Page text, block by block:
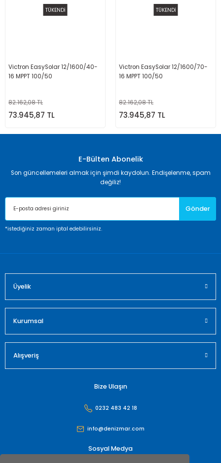
TÜKENDİ
Victron EasySolar 12/1600/40-
16 MPPT 100/50
82.162,08 TL
73.945,87 TL
TÜKENDİ
Victron EasySolar 12/1600/70-
16 MPPT 100/50
82.162,08 TL
73.945,87 TL
E-Bülten Abonelik
Son güncellemeleri almak için şimdi kaydolun. Endişelenme, spam
değiliz!
Gönder
*istediğiniz zaman iptal edebilirsiniz.
Üyelik
Kurumsal
Alışveriş
Bize Ulaşın
0232 483 42 18
info@denizmar.com
Sosyal Medya